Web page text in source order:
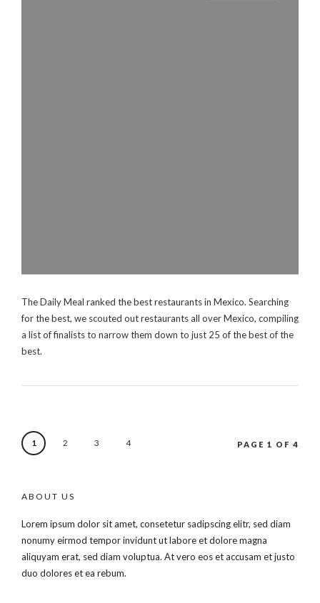
The Daily Meal ranked the best restaurants in Mexico. Searching
for the best, we scouted out restaurants all over Mexico, compiling
a list of finalists to narrow them down to just 25 of the best of the
best.
1 2 3 4 PAGE 1 OF 4
ABOUT US
Lorem ipsum dolor sit amet, consetetur sadipscing elitr, sed diam
nonumy eirmod tempor invidunt ut labore et dolore magna
aliquyam erat, sed diam voluptua. At vero eos et accusam et justo
duo dolores et ea rebum.